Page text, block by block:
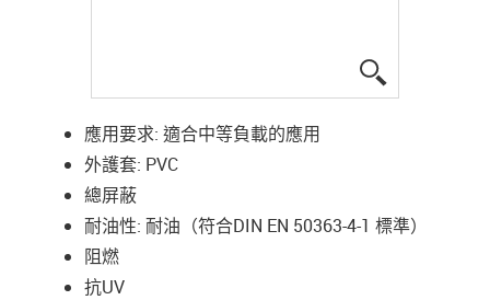
應用要求: 適合中等負載的應用
外護套: PVC
總屏蔽
耐油性: 耐油（符合DIN EN 50363-4-1 標準）
阻燃
抗UV